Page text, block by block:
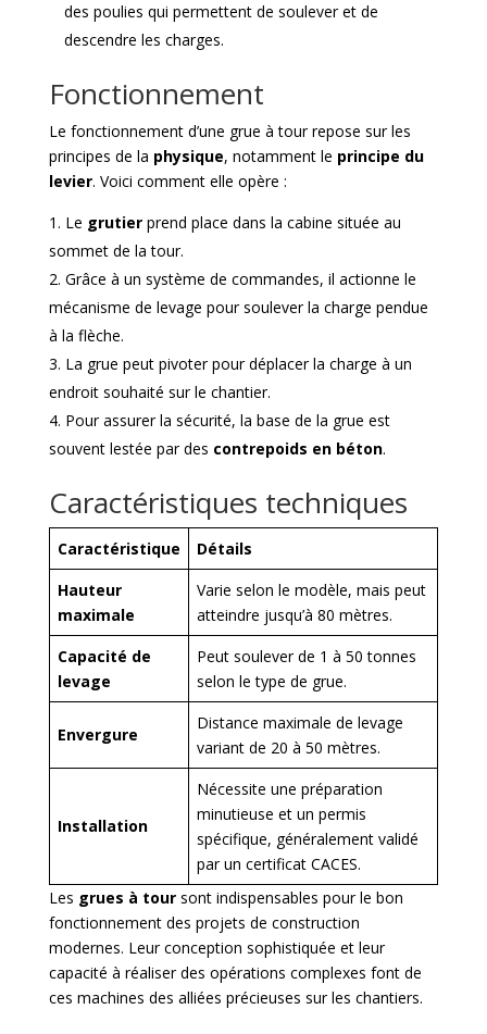
des poulies qui permettent de soulever et de
descendre les charges.
Fonctionnement
Le fonctionnement d’une grue à tour repose sur les
principes de la physique, notamment le principe du
levier. Voici comment elle opère :
Le grutierprend place dans la cabine située au
sommet de la tour.
Grâce à un système de commandes, il actionne le
mécanisme de levage pour soulever la charge pendue
à la flèche.
La grue peut pivoter pour déplacer la charge à un
endroit souhaité sur le chantier.
Pour assurer la sécurité, la base de la grue est
souvent lestée par des contrepoids en béton.
Caractéristiques techniques
Caractéristique
Détails
Hauteur
maximale
Varie selon le modèle, mais peut
atteindre jusqu’à 80 mètres.
Capacité de
levage
Peut soulever de 1 à 50 tonnes
selon le type de grue.
Envergure
Distance maximale de levage
variant de 20 à 50 mètres.
Installation
Nécessite une préparation
minutieuse et un permis
spécifique, généralement validé
par un certificat CACES.
Les grues à toursont indispensables pour le bon
fonctionnement des projets de construction
modernes. Leur conception sophistiquée et leur
capacité à réaliser des opérations complexes font de
ces machines des alliées précieuses sur les chantiers.